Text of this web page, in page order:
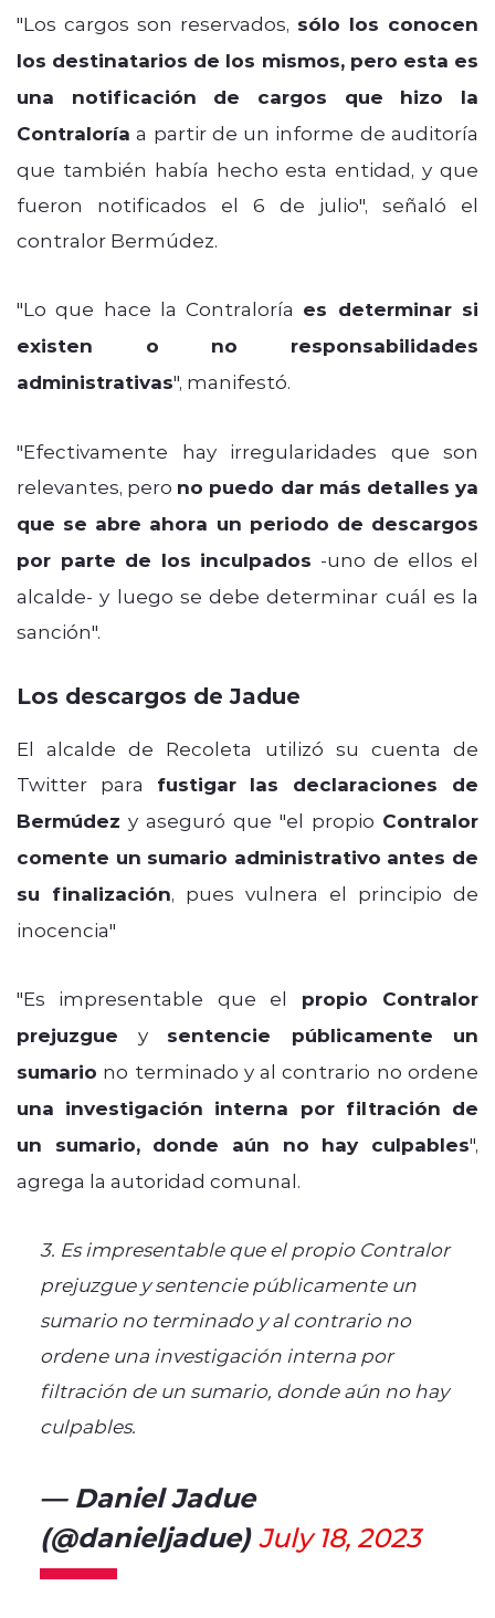
"Los cargos son reservados, sólo los conocen
los destinatarios de los mismos, pero esta es
una notificación de cargos que hizo la
Contraloría a partir de un informe de auditoría
que también había hecho esta entidad, y que
fueron notificados el 6 de julio", señaló el
contralor Bermúdez.
"Lo que hace la Contraloría es determinar si
existen o no responsabilidades
administrativas", manifestó.
"Efectivamente hay irregularidades que son
relevantes, pero no puedo dar más detalles ya
que se abre ahora un periodo de descargos
por parte de los inculpados -uno de ellos el
alcalde- y luego se debe determinar cuál es la
sanción".
Los descargos de Jadue
El alcalde de Recoleta utilizó su cuenta de
Twitter para fustigar las declaraciones de
Bermúdez y aseguró que "el propio Contralor
comente un sumario administrativo antes de
su finalización, pues vulnera el principio de
inocencia"
"Es impresentable que el propio Contralor
prejuzgue y sentencie públicamente un
sumario no terminado y al contrario no ordene
una investigación interna por filtración de
un sumario, donde aún no hay culpables",
agrega la autoridad comunal.
3. Es impresentable que el propio Contralor
prejuzgue y sentencie públicamente un
sumario no terminado y al contrario no
ordene una investigación interna por
filtración de un sumario, donde aún no hay
culpables.
— Daniel Jadue
(@danieljadue)July 18, 2023